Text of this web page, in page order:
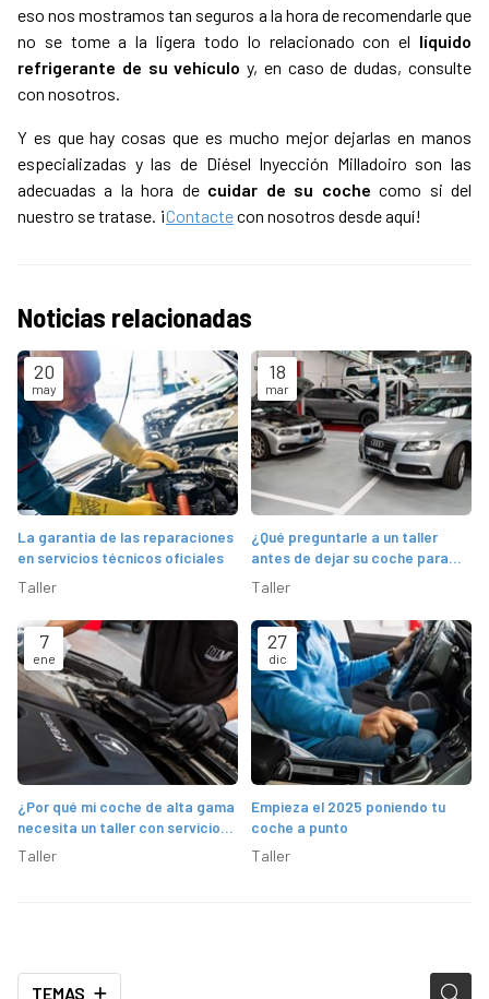
TEMAS
eso nos mostramos tan seguros a la hora de recomendarle que
no se tome a la ligera todo lo relacionado con el líquido
refrigerante de su vehículo y, en caso de dudas, consulte
con nosotros.
Y es que hay cosas que es mucho mejor dejarlas en manos
especializadas y las de Diésel Inyección Milladoiro son las
adecuadas a la hora de cuidar de su coche como si del
nuestro se tratase. ¡Contactecon nosotros desde aquí!
Noticias relacionadas
20
may
La garantía de las reparaciones
en servicios técnicos oficiales
Taller
18
mar
¿Qué preguntarle a un taller
antes de dejar su coche para
una reparación mayor?
Taller
7
ene
¿Por qué mi coche de alta gama
necesita un taller con servicio
técnico oficial?
Taller
27
dic
Empieza el 2025 poniendo tu
coche a punto
Taller